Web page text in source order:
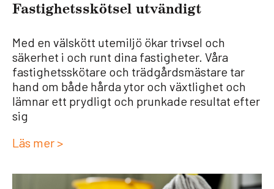
Fas­tig­hets­sköt­sel utvän­digt
Med en välskött utemiljö ökar trivsel och
säkerhet i och runt dina fastigheter. Våra
fastighetsskötare och trädgårdsmästare tar
hand om både hårda ytor och växtlighet och
lämnar ett prydligt och prunkade resultat efter
sig
Läs mer >